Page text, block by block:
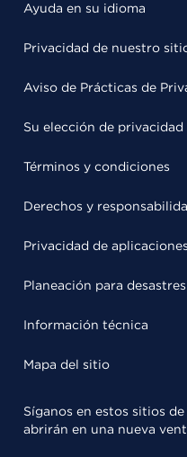
Ayuda en su idioma
Privacidad de nuestro
Aviso de Prácticas de
Su elección de privacidad
Términos y condiciones
Derechos y
Privacidad de
Planeación para desastres
Información técnica
Mapa del sitio
Síganos en estos sitios
abrirán en una nueva